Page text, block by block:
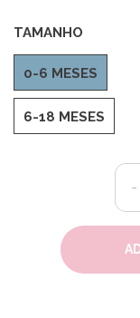
TAMANHO
0-6 MESES
6-18 MESES
-